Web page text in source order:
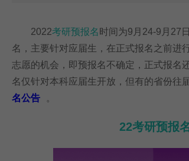
2022考研预报名 时间为9月24-9月27
名，主要针对应届生，在正式报名之前进
志愿的机会，即预报名不确定，正式报名
名仅针对本科应届生开放，但有的省份往
名公告
。
22考研预报